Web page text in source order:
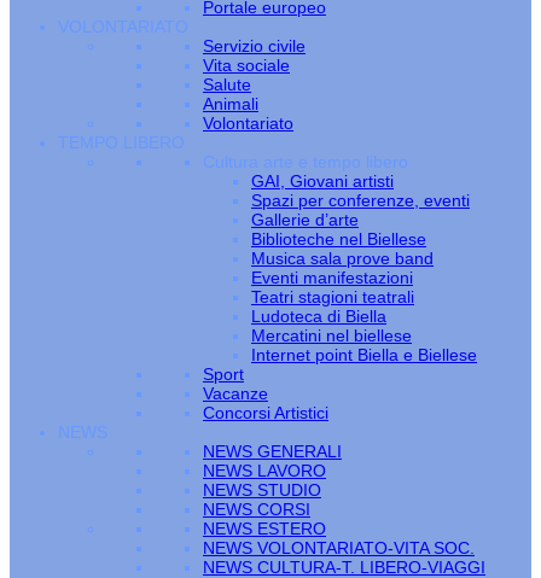
Portale europeo
VOLONTARIATO
Servizio civile
Vita sociale
Salute
Animali
Volontariato
TEMPO LIBERO
Cultura arte e tempo libero
GAI, Giovani artisti
Spazi per conferenze, eventi
Gallerie d’arte
Biblioteche nel Biellese
Musica sala prove band
Eventi manifestazioni
Teatri stagioni teatrali
Ludoteca di Biella
Mercatini nel biellese
Internet point Biella e Biellese
Sport
Vacanze
Concorsi Artistici
NEWS
NEWS GENERALI
NEWS LAVORO
NEWS STUDIO
NEWS CORSI
NEWS ESTERO
NEWS VOLONTARIATO-VITA SOC.
NEWS CULTURA-T. LIBERO-VIAGGI